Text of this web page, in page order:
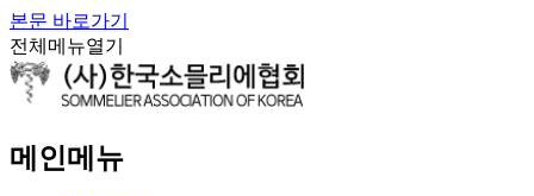
본문 바로가기
전체메뉴열기
메인메뉴